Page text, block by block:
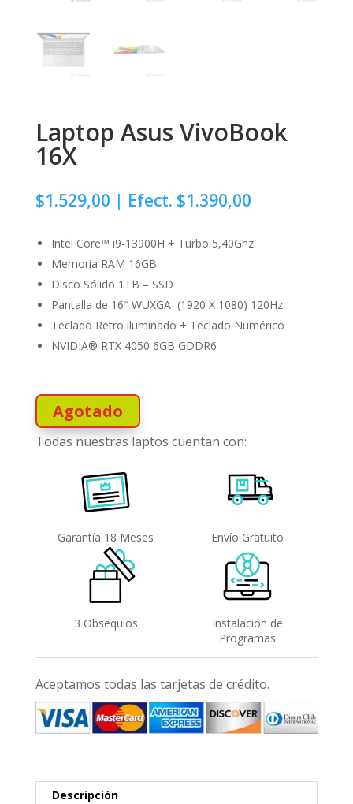
Laptop Asus VivoBook
16X
$1.529,00 | Efect. $1.390,00
Intel Core™ i9-13900H + Turbo 5,40Ghz
Memoria RAM 16GB
Disco Sólido 1TB – SSD
Pantalla de 16″ WUXGA (1920 X 1080) 120Hz
Teclado Retro iluminado + Teclado Numérico
NVIDIA® RTX 4050 6GB GDDR6
Agotado
Todas nuestras laptos cuentan con:
Garantía 18 Meses Envío Gratuito
3 Obsequios
Instalación de
Programas
Aceptamos todas las tarjetas de crédito.
Descripción